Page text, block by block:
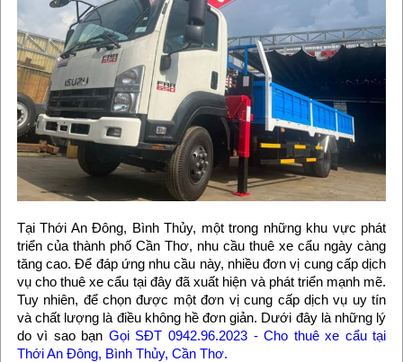
Tại Thới An Đông, Bình Thủy, một trong những khu vực phát
triển của thành phố Cần Thơ, nhu cầu thuê xe cẩu ngày càng
tăng cao. Để đáp ứng nhu cầu này, nhiều đơn vị cung cấp dịch
vụ cho thuê xe cẩu tại đây đã xuất hiện và phát triển mạnh mẽ.
Tuy nhiên, để chọn được một đơn vị cung cấp dịch vụ uy tín
và chất lượng là điều không hề đơn giản. Dưới đây là những lý
do vì sao bạn Gọi SĐT 0942.96.2023 - Cho thuê xe cẩu tại
Thới An Đông, Bình Thủy, Cần Thơ.